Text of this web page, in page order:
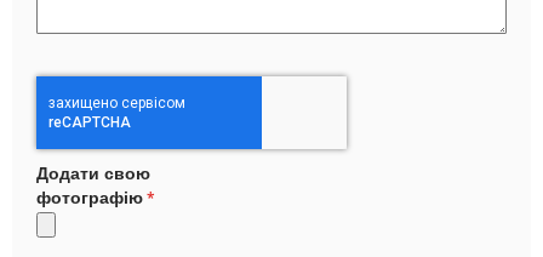
Додати свою
фотографію